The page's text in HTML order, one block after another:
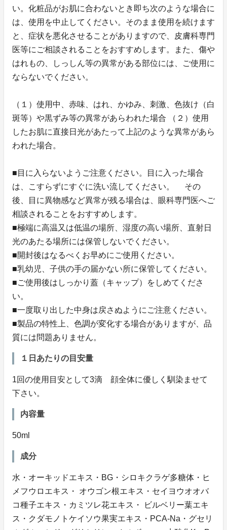
い。化粧品がお肌に合わないとき即ち次のような場合に
は、使用を中止してください。そのまま使用を続けます
と、症状を悪化させることがありますので、皮膚科専門
医等にご相談されることをおすすめします。また、傷や
はれもの、しっしん等の異常がある部位には、ご使用に
ならないでください。
（１）使用中、赤味、はれ、かゆみ、刺激、色抜け（白
斑等）や黒ずみ等の異常があらわれた場合 （２）使用
したお肌に直接日光があたって上記のような異常があら
われた場合。
■目に入らないようご注意ください。目に入った場合
は、こすらずにすぐに洗い流してください。 その
後、目に異物感など異常が残る場合は、眼科専門医へご
相談されることをおすすめします。
■極端に高温又は低温の場所、湿度の高い場所、直射日
光のあたる場所には保管しないでください。
■開封後はなるべくお早めにご使用ください。
■乳幼児、子供の手の届かない所に保管してください。
■ご使用後はしっかり蓋（キャップ）をしめてくださ
い。
■一度取り出した中身は戻さぬようにご注意ください。
■製品の特性上、色調が変化する場合がありますが、品
質には問題ありません。
１日あたりの目安量
1回の使用目安として3滴 顔全体に優しく馴染ませて
下さい。
内容量
50ml
成分
水・オーキッドエキス・BG・シロキクラゲ多糖体・ヒ
メフウロエキス・ オウゴン根エキス・セイヨウオオバ
コ種子エキス・カミツレ花エキス・ ビルベリー葉エキ
ス・クダモノトケイソウ果実エキス・PCA-Na・グセリ